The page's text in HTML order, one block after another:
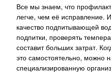
Все мы знаем, что
легче, чем её исправление.
качество подпитывающей
подпитки, проверять
составит больших затрат.
это самостоятельно, можно
специализированную